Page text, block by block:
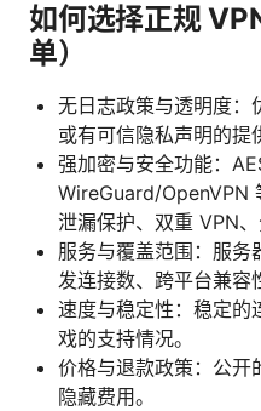
如何选择正规
单）
无日志政策与透明度：
或有可信隐私声明的提
强加密与安全功能：
WireGuard/OpenVPN
泄漏保护、双重 VPN、
服务与覆盖范围：服务
发连接数、跨平台兼容
速度与稳定性：稳定的
戏的支持情况。
价格与退款政策：公开
隐藏费用。